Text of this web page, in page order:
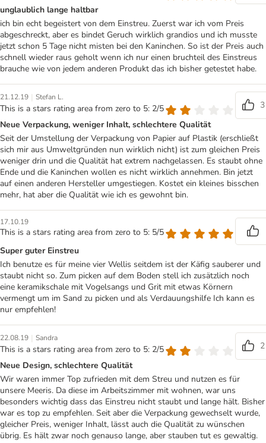
unglaublich lange haltbar
ich bin echt begeistert von dem Einstreu. Zuerst war ich vom Preis
abgeschreckt, aber es bindet Geruch wirklich grandios und ich musste
jetzt schon 5 Tage nicht misten bei den Kaninchen. So ist der Preis auch
schnell wieder raus geholt wenn ich nur einen bruchteil des Einstreus
brauche wie von jedem anderen Produkt das ich bisher getestet habe.
21.12.19 | Stefan L.
This is a stars rating area from zero to 5: 2/5
3
Neue Verpackung, weniger Inhalt, schlechtere Qualität
Seit der Umstellung der Verpackung von Papier auf Plastik (erschließt
sich mir aus Umweltgründen nun wirklich nicht) ist zum gleichen Preis
weniger drin und die Qualität hat extrem nachgelassen. Es staubt ohne
Ende und die Kaninchen wollen es nicht wirklich annehmen. Bin jetzt
auf einen anderen Hersteller umgestiegen. Kostet ein kleines bisschen
mehr, hat aber die Qualität wie ich es gewohnt bin.
17.10.19
This is a stars rating area from zero to 5: 5/5
Super guter Einstreu
Ich benutze es für meine vier Wellis seitdem ist der Käfig sauberer und
staubt nicht so. Zum picken auf dem Boden stell ich zusätzlich noch
eine keramikschale mit Vogelsangs und Grit mit etwas Körnern
vermengt um im Sand zu picken und als Verdauungshilfe Ich kann es
nur empfehlen!
22.08.19 | Sandra
This is a stars rating area from zero to 5: 2/5
2
Neue Design, schlechtere Qualität
Wir waren immer Top zufrieden mit dem Streu und nutzen es für
unsere Meeris. Da diese im Arbeitszimmer mit wohnen, war uns
besonders wichtig dass das Einstreu nicht staubt und lange hält. Bisher
war es top zu empfehlen. Seit aber die Verpackung gewechselt wurde,
gleicher Preis, weniger Inhalt, lässt auch die Qualität zu wünschen
übrig. Es hält zwar noch genauso lange, aber stauben tut es gewaltig.